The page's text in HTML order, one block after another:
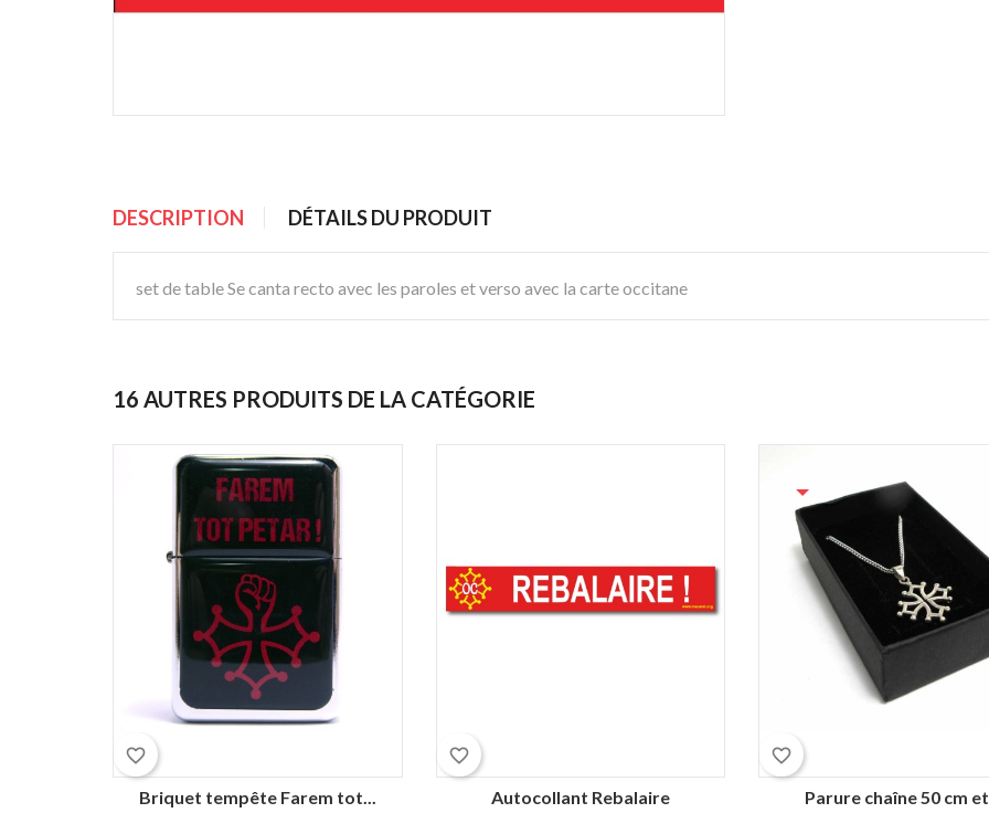
DESCRIPTION DÉTAILS DU PRODUIT
set de table Se canta recto avec les paroles et verso avec la carte occitane
16 AUTRES PRODUITS DE LA CATÉGORIE
favorite_border
Briquet tempête Farem tot...
favorite_border
Autocollant Rebalaire
favorite_border
Parure chaîne 50 cm